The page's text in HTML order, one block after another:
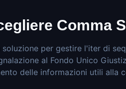
Comma
soluzione per gestire l'iter di
al Fondo Unico
delle informazioni utili alla